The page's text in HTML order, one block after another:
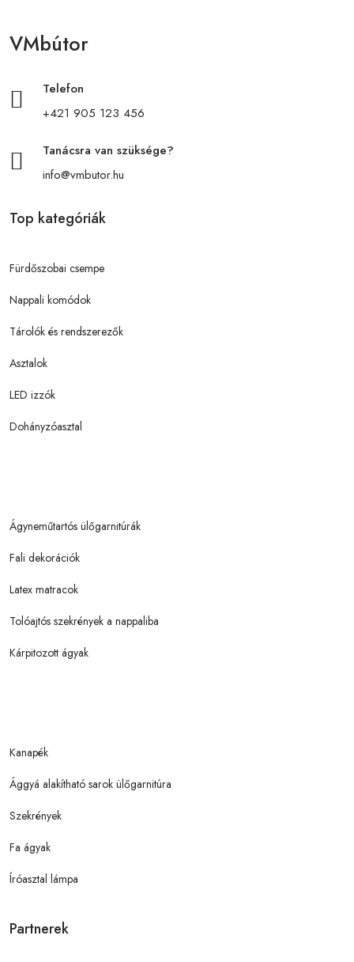
VMbútor
Telefon
+421 905 123 456
Tanácsra van szüksége?
info@vmbutor.hu
Top kategóriák
Fürdőszobai csempe
Nappali komódok
Tárolók és rendszerezők
Asztalok
LED izzók
Dohányzóasztal
Ágyneműtartós ülőgarnitúrák
Fali dekorációk
Latex matracok
Tolóajtós szekrények a nappaliba
Kárpitozott ágyak
Kanapék
Ággyá alakítható sarok ülőgarnitúra
Szekrények
Fa ágyak
Íróasztal lámpa
Partnerek